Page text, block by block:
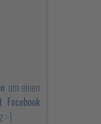
um einen
:-)